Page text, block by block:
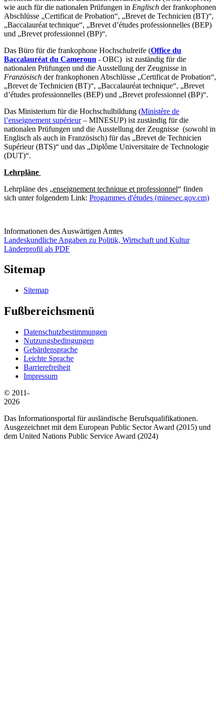
wie auch für die nationalen Prüfungen in Englisch der frankophonen
Abschlüsse „Certificat de Probation“, „Brevet de Technicien (BT)“,
„Baccalauréat technique“, „Brevet d’études professionnelles (BEP)
und „Brevet professionnel (BP)“.
Das Büro für die frankophone Hochschulreife (Office du
Baccalauréat du Cameroun - OBC) ist zuständig für die
nationalen Prüfungen und die Ausstellung der Zeugnisse in
Französisch der frankophonen Abschlüsse „Certificat de Probation“,
„Brevet de Technicien (BT)“, „Baccalauréat technique“, „Brevet
d’études professionnelles (BEP) und „Brevet professionnel (BP)“.
Das Ministerium für die Hochschulbildung (Ministère de
l’enseignement supérieur– MINESUP) ist zuständig für die
nationalen Prüfungen und die Ausstellung der Zeugnisse (sowohl in
Englisch als auch in Französisch) für das „Brevet de Technicien
Supérieur (BTS)“ und das „Diplôme Universitaire de Technologie
(DUT)“.
Lehrpläne
Lehrpläne des „enseignement technique et professionnel“ finden
sich unter folgendem Link: Progammes d'études (minesec.gov.cm)
Informationen des Auswärtigen Amtes
Landeskundliche Angaben zu Politik, Wirtschaft und Kultur
Länderprofil als PDF
Sitemap
Sitemap
Fußbereichsmenü
Datenschutzbestimmungen
Nutzungsbedingungen
Gebärdensprache
Leichte Sprache
Barrierefreiheit
Impressum
© 2011-
2026
Das Informationsportal für ausländische Berufsqualifikationen.
Ausgezeichnet mit dem European Public Sector Award (2015) und
dem United Nations Public Service Award (2024)